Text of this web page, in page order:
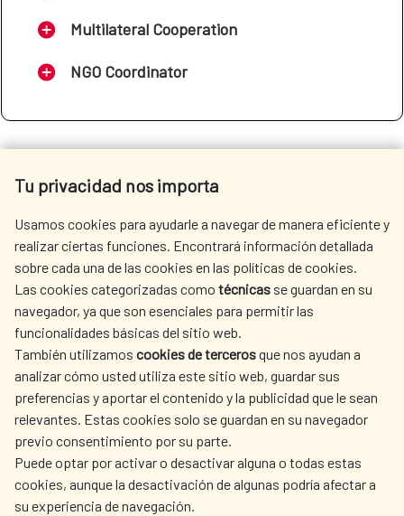
Multilateral Cooperation
NGO Coordinator
SEE MORE SITES OF INTEREST
SEDE ELECTRÓNICA
Fecha de modificación de la página: 15/06/2026
Tu privacidad nos importa
Usamos cookies para ayudarle a navegar de manera eficiente y
realizar ciertas funciones. Encontrará información detallada
sobre cada una de las cookies en las políticas de cookies.
Las cookies categorizadas como técnicas se guardan en su
navegador, ya que son esenciales para permitir las
funcionalidades básicas del sitio web.
También utilizamos cookies de tercerosque nos ayudan a
analizar cómo usted utiliza este sitio web, guardar sus
preferencias y aportar el contenido y la publicidad que le sean
relevantes. Estas cookies solo se guardan en su navegador
previo consentimiento por su parte.
Puede optar por activar o desactivar alguna o todas estas
cookies, aunque la desactivación de algunas podría afectar a
su experiencia de navegación.